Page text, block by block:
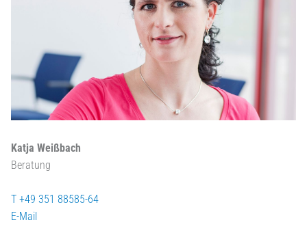
Katja Weißbach
Beratung
T +49 351 88585-64
E-Mail